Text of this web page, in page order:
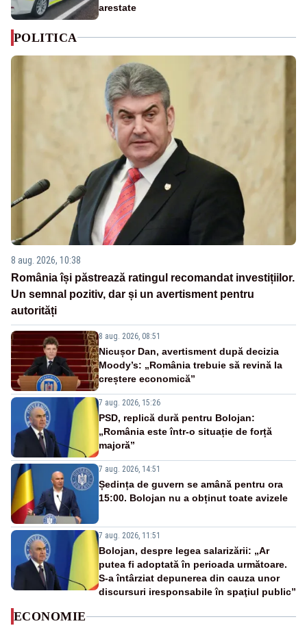
arestate
POLITICA
8 aug. 2026, 10:38
România își păstrează ratingul recomandat investițiilor.
Un semnal pozitiv, dar și un avertisment pentru
autorități
8 aug. 2026, 08:51
Nicușor Dan, avertisment după decizia
Moody’s: „România trebuie să revină la
creștere economică”
7 aug. 2026, 15:26
PSD, replică dură pentru Bolojan:
„România este într-o situație de forță
majoră”
7 aug. 2026, 14:51
Ședința de guvern se amână pentru ora
15:00. Bolojan nu a obținut toate avizele
7 aug. 2026, 11:51
Bolojan, despre legea salarizării: „Ar
putea fi adoptată în perioada următoare.
S-a întârziat depunerea din cauza unor
discursuri iresponsabile în spaţiul public”
ECONOMIE